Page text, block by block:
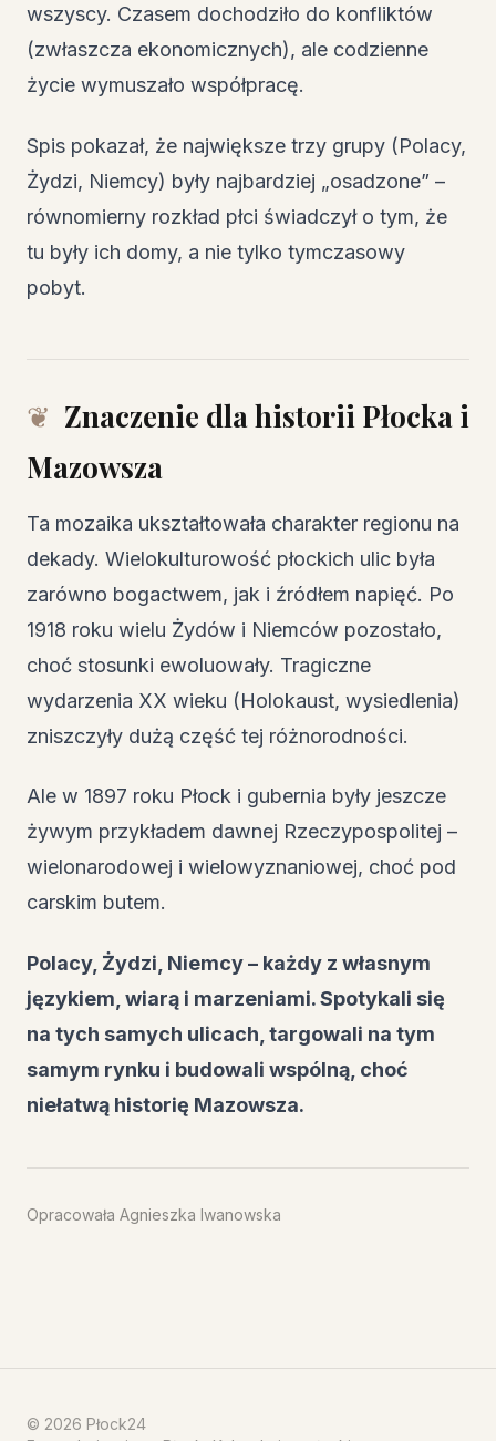
wszyscy. Czasem dochodziło do konfliktów
(zwłaszcza ekonomicznych), ale codzienne
życie wymuszało współpracę.
Spis pokazał, że największe trzy grupy (Polacy,
Żydzi, Niemcy) były najbardziej „osadzone” –
równomierny rozkład płci świadczył o tym, że
tu były ich domy, a nie tylko tymczasowy
pobyt.
Znaczenie dla historii Płocka i
Mazowsza
Ta mozaika ukształtowała charakter regionu na
dekady. Wielokulturowość płockich ulic była
zarówno bogactwem, jak i źródłem napięć. Po
1918 roku wielu Żydów i Niemców pozostało,
choć stosunki ewoluowały. Tragiczne
wydarzenia XX wieku (Holokaust, wysiedlenia)
zniszczyły dużą część tej różnorodności.
Ale w 1897 roku Płock i gubernia były jeszcze
żywym przykładem dawnej Rzeczypospolitej –
wielonarodowej i wielowyznaniowej, choć pod
carskim butem.
Polacy, Żydzi, Niemcy – każdy z własnym
językiem, wiarą i marzeniami. Spotykali się
na tych samych ulicach, targowali na tym
samym rynku i budowali wspólną, choć
niełatwą historię Mazowsza.
Opracowała Agnieszka Iwanowska
© 2026 Płock24